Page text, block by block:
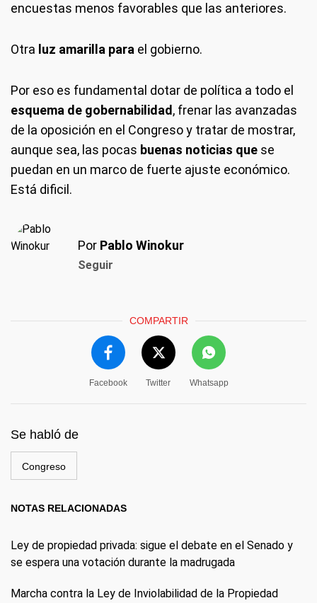
encuestas menos favorables que las anteriores.
Otra luz amarilla para el gobierno.
Por eso es fundamental dotar de política a todo el
esquema de gobernabilidad, frenar las avanzadas
de la oposición en el Congreso y tratar de mostrar,
aunque sea, las pocas buenas noticias que se
puedan en un marco de fuerte ajuste económico.
Está dificil.
Por Pablo Winokur
Seguir
COMPARTIR
Facebook Twitter Whatsapp
Se habló de
Congreso
NOTAS RELACIONADAS
Ley de propiedad privada: sigue el debate en el Senado y
se espera una votación durante la madrugada
Marcha contra la Ley de Inviolabilidad de la Propiedad